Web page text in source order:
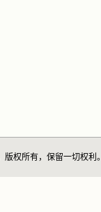
权所有，保留一切权利。